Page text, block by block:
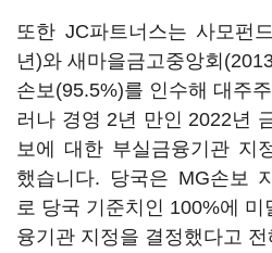
또한 JC파트너스는 사모펀
년)와 새마을금고중앙회
손보(95.5%)를 인수해 대주
러나 경영 2년 만인 2022년
보에 대한 부실금융기관 지
했습니다. 당국은 MG손보
로 당국 기준치인 100%에
융기관 지정을 결정했다고